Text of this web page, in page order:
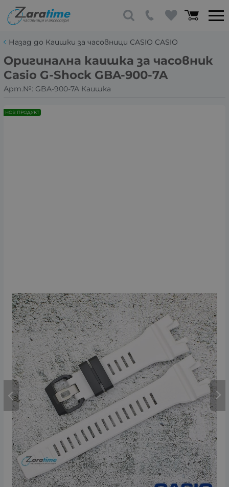
Назад до Каишки за часовници CASIO CASIO
Оригинална каишка за часовник
Casio G-Shock GBA-900-7A
Арт.№: GBA-900-7A Каишка
НОВ ПРОДУКТ